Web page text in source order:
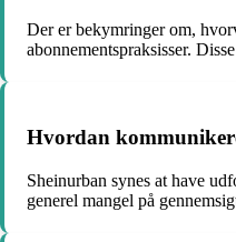
Der er bekymringer om,
abonnementspraksisser.
Hvordan
Sheinurban synes at have
generel mangel på